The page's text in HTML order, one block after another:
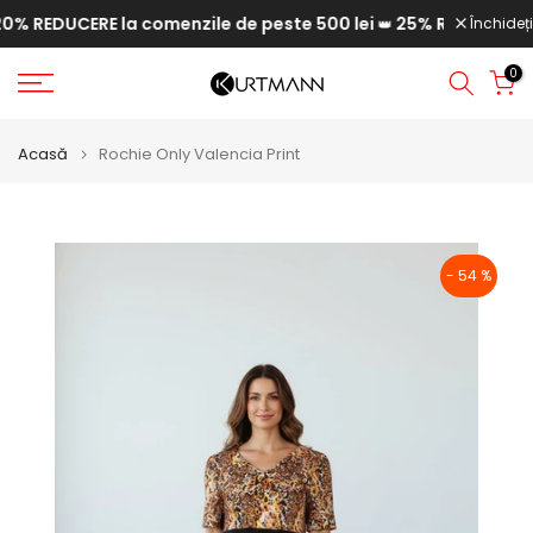
Săriți
la
conținut
REDUCERE la comenzile de peste 500 lei👑 25% REDUCERE
Închideți
0
Acasă Rochie Only Valencia Print
- 54 %